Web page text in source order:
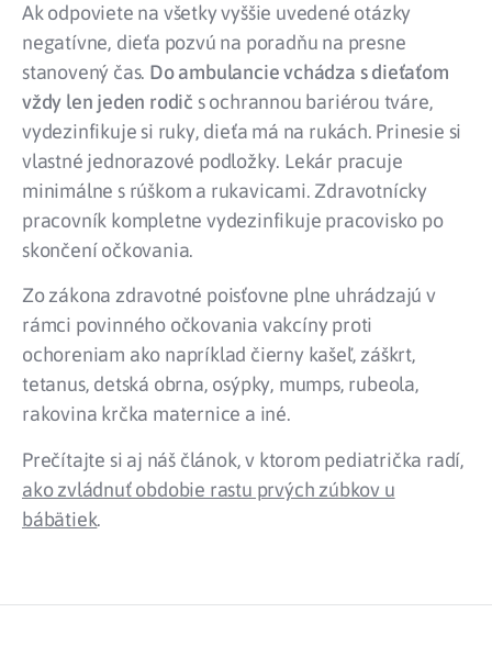
Ak odpoviete na všetky vyššie uvedené otázky
negatívne, dieťa pozvú na poradňu na presne
stanovený čas. Do ambulancie vchádza s dieťaťom
vždy len jeden rodič s ochrannou bariérou tváre,
vydezinfikuje si ruky, dieťa má na rukách. Prinesie si
vlastné jednorazové podložky. Lekár pracuje
minimálne s rúškom a rukavicami. Zdravotnícky
pracovník kompletne vydezinfikuje pracovisko po
skončení očkovania.
Zo zákona zdravotné poisťovne plne uhrádzajú v
rámci povinného očkovania vakcíny proti
ochoreniam ako napríklad čierny kašeľ, záškrt,
tetanus, detská obrna, osýpky, mumps, rubeola,
rakovina krčka maternice a iné.
Prečítajte si aj náš článok, v ktorom pediatrička radí,
ako zvládnuť obdobie rastu prvých zúbkov u
bábätiek.